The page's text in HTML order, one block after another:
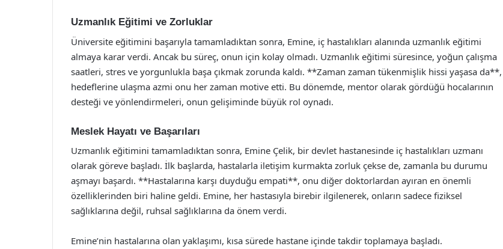
Uzmanlık Eğitimi ve Zorluklar
Üniversite eğitimini başarıyla tamamladıktan sonra, Emine, iç hastalıkları alanında uzmanlık eğitimi
almaya karar verdi. Ancak bu süreç, onun için kolay olmadı. Uzmanlık eğitimi süresince, yoğun çalışma
saatleri, stres ve yorgunlukla başa çıkmak zorunda kaldı. **Zaman zaman tükenmişlik hissi yaşasa da**,
hedeflerine ulaşma azmi onu her zaman motive etti. Bu dönemde, mentor olarak gördüğü hocalarının
desteği ve yönlendirmeleri, onun gelişiminde büyük rol oynadı.
Meslek Hayatı ve Başarıları
Uzmanlık eğitimini tamamladıktan sonra, Emine Çelik, bir devlet hastanesinde iç hastalıkları uzmanı
olarak göreve başladı. İlk başlarda, hastalarla iletişim kurmakta zorluk çekse de, zamanla bu durumu
aşmayı başardı. **Hastalarına karşı duyduğu empati**, onu diğer doktorlardan ayıran en önemli
özelliklerinden biri haline geldi. Emine, her hastasıyla birebir ilgilenerek, onların sadece fiziksel
sağlıklarına değil, ruhsal sağlıklarına da önem verdi.
Emine’nin hastalarına olan yaklaşımı, kısa sürede hastane içinde takdir toplamaya başladı.